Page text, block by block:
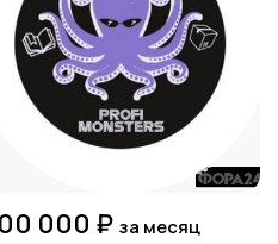
000 ₽ за месяц